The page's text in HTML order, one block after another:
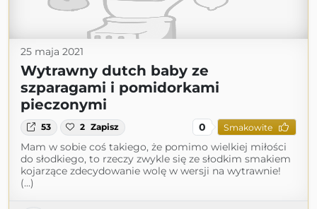
25 maja 2021
Wytrawny dutch baby ze
szparagami i pomidorkami
pieczonymi
53 2 Zapisz 0 Smakowite
Mam w sobie coś takiego, że pomimo wielkiej miłości
do słodkiego, to rzeczy zwykle się ze słodkim smakiem
kojarzące zdecydowanie wolę w wersji na wytrawnie!
(...)